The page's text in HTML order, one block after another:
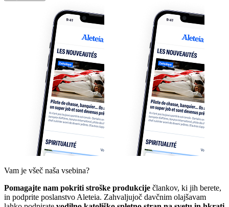
Vam je všeč naša vsebina?
Pomagajte nam pokriti stroške produkcije člankov, ki jih berete,
in podprite poslanstvo Aleteia. Zahvaljujoč davčnim olajšavam